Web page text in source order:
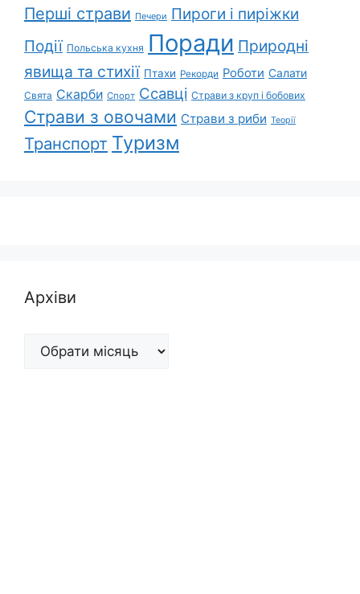
Перші страви Печери Пироги і пиріжки
Події Польська кухня Поради Природні
явища та стихії Птахи Рекорди Роботи Салати
Свята Скарби Спорт Ссавці Страви з круп і бобових
Страви з овочами Страви з риби Теорії
Транспорт Туризм
Архіви
Архіви